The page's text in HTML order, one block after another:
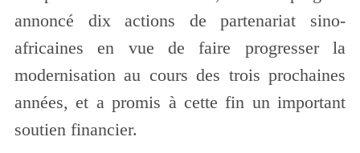
annoncé dix actions de partenariat sino-
africaines en vue de faire progresser la
modernisation au cours des trois prochaines
années, et a promis à cette fin un important
soutien financier.